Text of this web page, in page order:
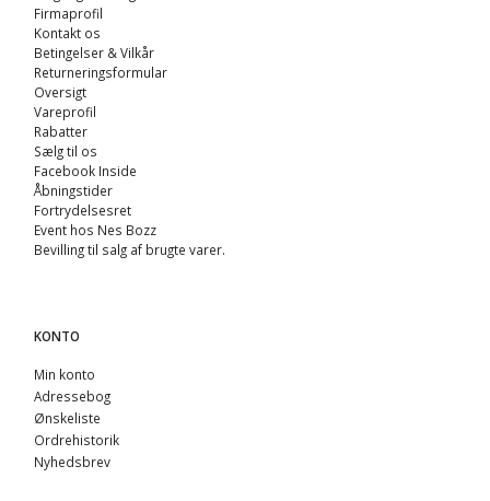
Firmaprofil
Kontakt os
Betingelser & Vilkår
Returneringsformular
Oversigt
Vareprofil
Rabatter
Sælg til os
Facebook Inside
Åbningstider
Fortrydelsesret
Event hos Nes Bozz
Bevilling til salg af brugte varer.
KONTO
Min konto
Adressebog
Ønskeliste
Ordrehistorik
Nyhedsbrev